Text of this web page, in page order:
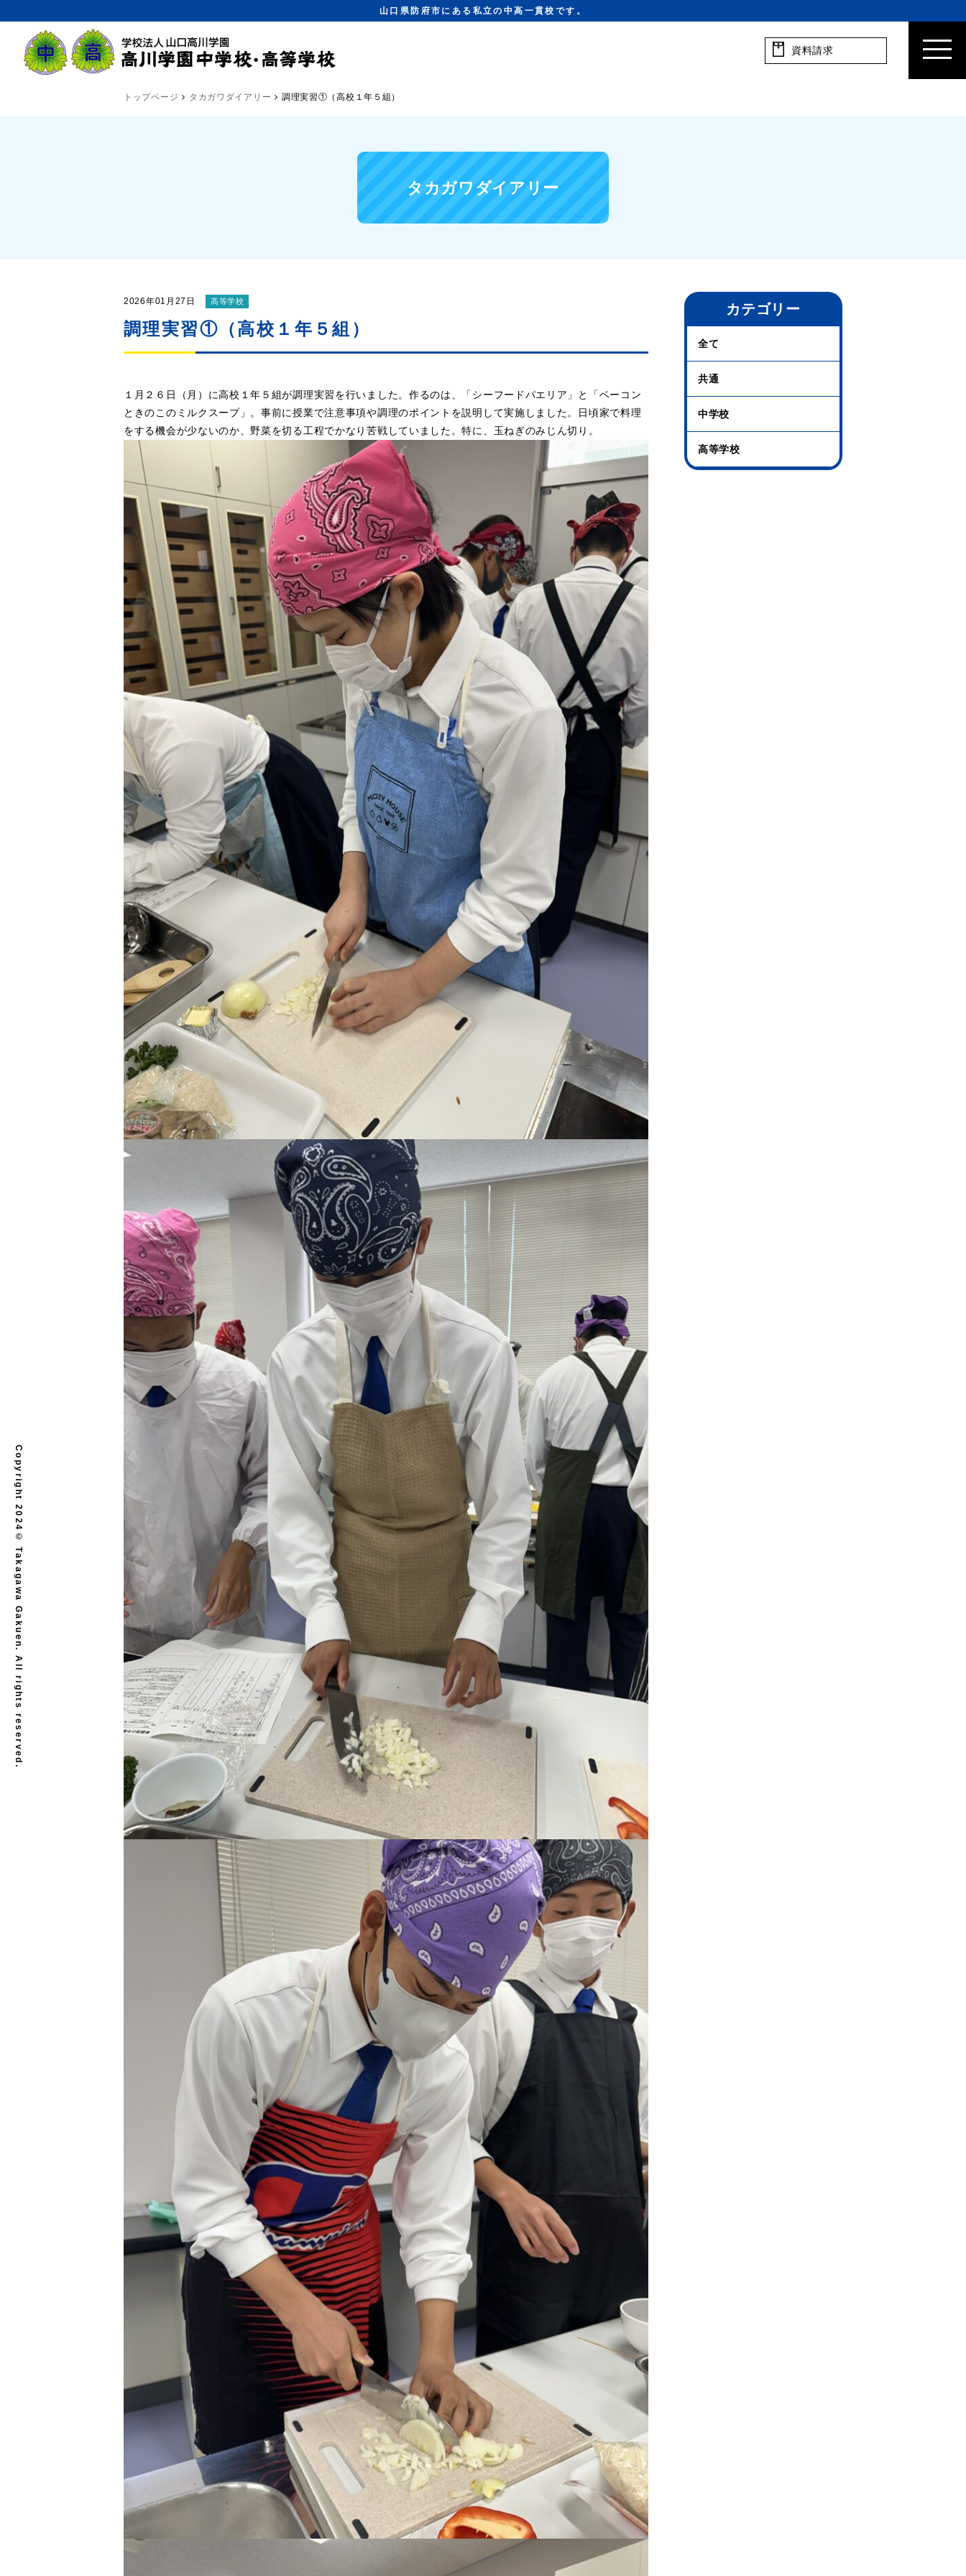
山口県防府市にある私立の中高一貫校です。
資料請求
トップページ タカガワダイアリー 調理実習①（高校１年５組）
タカガワダイアリー
2026年01月27日 高等学校
調理実習①（高校１年５組）
１月２６日（月）に高校１年５組が調理実習を行いました。作るのは、「シーフードパエリア」と「ベーコン
ときのこのミルクスープ」。事前に授業で注意事項や調理のポイントを説明して実施しました。日頃家で料理
をする機会が少ないのか、野菜を切る工程でかなり苦戦していました。特に、玉ねぎのみじん切り。
カテゴリー
全て
共通
中学校
高等学校
Copyright 2024© Takagawa Gakuen. All rights reserved.